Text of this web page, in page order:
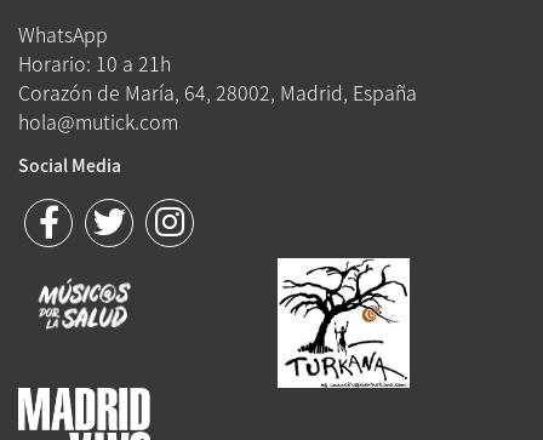
WhatsApp
Horario: 10 a 21h
Corazón de María, 64, 28002, Madrid, España
hola@mutick.com
Social Media